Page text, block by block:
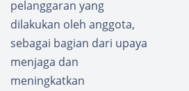
pelanggaran yang
dilakukan oleh anggota,
sebagai bagian dari upaya
menjaga dan
meningkatkan